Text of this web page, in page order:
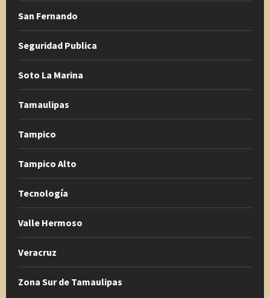
San Fernando
Seguridad Publica
Soto La Marina
Tamaulipas
Tampico
Tampico Alto
Tecnología
Valle Hermoso
Veracruz
Zona Sur de Tamaulipas